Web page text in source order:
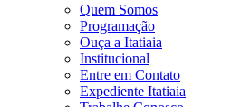
Quem Somos
Programação
Ouça a Itatiaia
Institucional
Entre em Contato
Expediente Itatiaia